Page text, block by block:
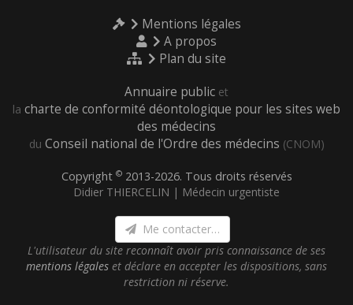
Mentions légales
A propos
Plan du site
Annuaire public et
la charte de conformité déontologique pour les sites web
des médecins
du Conseil national de l'Ordre des médecins (CNOM)
Copyright ©2013-2026. Tous droits réservés
Didier THIERCELIN | Médecin urgentiste
Me contacter…
L'utilisateur du site reconnaît avoir pris connaissance de ses
mentions légales et déclare en accepter les dispositions, sans
restriction ni réserve.